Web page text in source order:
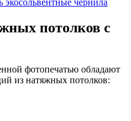
потолков с
фотопечатью обладают
из натяжных потолков: